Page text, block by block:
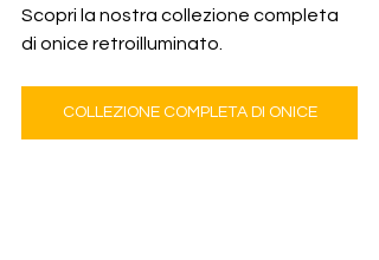
Scopri la nostra collezione completa
di onice retroilluminato.
COLLEZIONE COMPLETA DI ONICE